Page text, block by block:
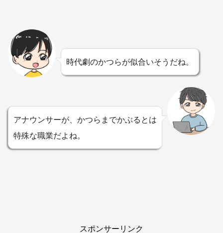
時代劇のかつらが似合いそうだね。
アナウンサーが、かつらまでかぶるとは
特殊な職業だよね。
スポンサーリンク